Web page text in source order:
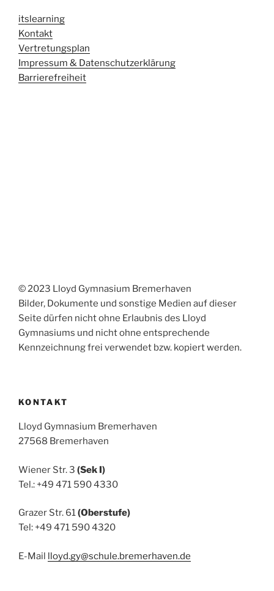
itslearning
Kontakt
Vertretungsplan
Impressum & Datenschutzerklärung
Barrierefreiheit
© 2023 Lloyd Gymnasium Bremerhaven
Bilder, Dokumente und sonstige Medien auf dieser
Seite dürfen nicht ohne Erlaubnis des Lloyd
Gymnasiums und nicht ohne entsprechende
Kennzeichnung frei verwendet bzw. kopiert werden.
KONTAKT
Lloyd Gymnasium Bremerhaven
27568 Bremerhaven
Wiener Str. 3 (Sek I)
Tel.: +49 471 590 4330
Grazer Str. 61(Oberstufe)
Tel: +49 471 590 4320
E-Mail lloyd.gy@schule.bremerhaven.de